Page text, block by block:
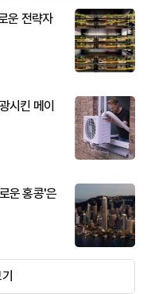
운 전략자
시킨 메이
운 홍콩'은